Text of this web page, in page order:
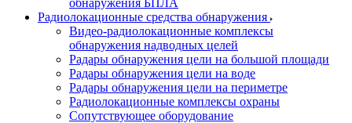
обнаружения БПЛА
Радиолокационные средства обнаружения
Видео-радиолокационные комплексы
обнаружения надводных целей
Радары обнаружения цели на большой площади
Радары обнаружения цели на воде
Радары обнаружения цели на периметре
Радиолокационные комплексы охраны
Сопутствующее оборудование